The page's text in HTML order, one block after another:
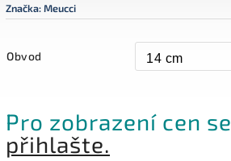
Značka:Meucci
Obvod
Pro zobrazení cen se
přihlašte.